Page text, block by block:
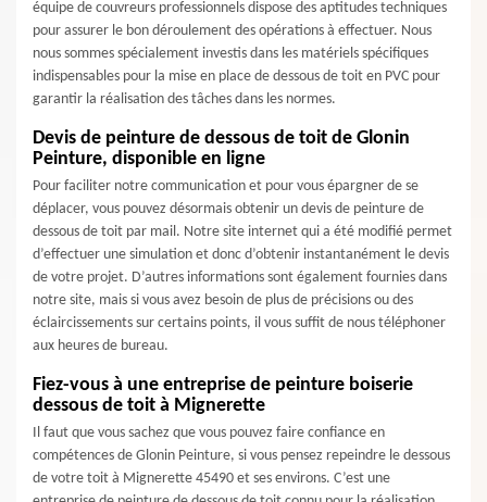
équipe de couvreurs professionnels dispose des aptitudes techniques
pour assurer le bon déroulement des opérations à effectuer. Nous
nous sommes spécialement investis dans les matériels spécifiques
indispensables pour la mise en place de dessous de toit en PVC pour
garantir la réalisation des tâches dans les normes.
Devis de peinture de dessous de toit de Glonin
Peinture, disponible en ligne
Pour faciliter notre communication et pour vous épargner de se
déplacer, vous pouvez désormais obtenir un devis de peinture de
dessous de toit par mail. Notre site internet qui a été modifié permet
d’effectuer une simulation et donc d’obtenir instantanément le devis
de votre projet. D’autres informations sont également fournies dans
notre site, mais si vous avez besoin de plus de précisions ou des
éclaircissements sur certains points, il vous suffit de nous téléphoner
aux heures de bureau.
Fiez-vous à une entreprise de peinture boiserie
dessous de toit à Mignerette
Il faut que vous sachez que vous pouvez faire confiance en
compétences de Glonin Peinture, si vous pensez repeindre le dessous
de votre toit à Mignerette 45490 et ses environs. C’est une